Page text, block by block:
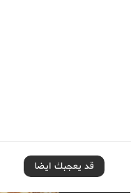
قد يعجبك ايضا